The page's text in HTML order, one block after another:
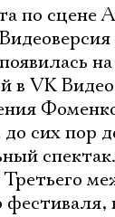
по сцене
в VK
до сих пор
фестиваля,